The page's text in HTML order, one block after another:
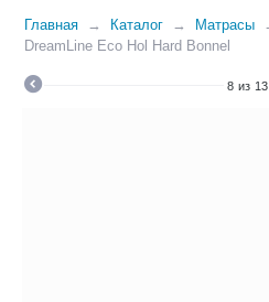
Главная Каталог Матрасы
DreamLine Eco Hol Hard Bonnel
8 из 13